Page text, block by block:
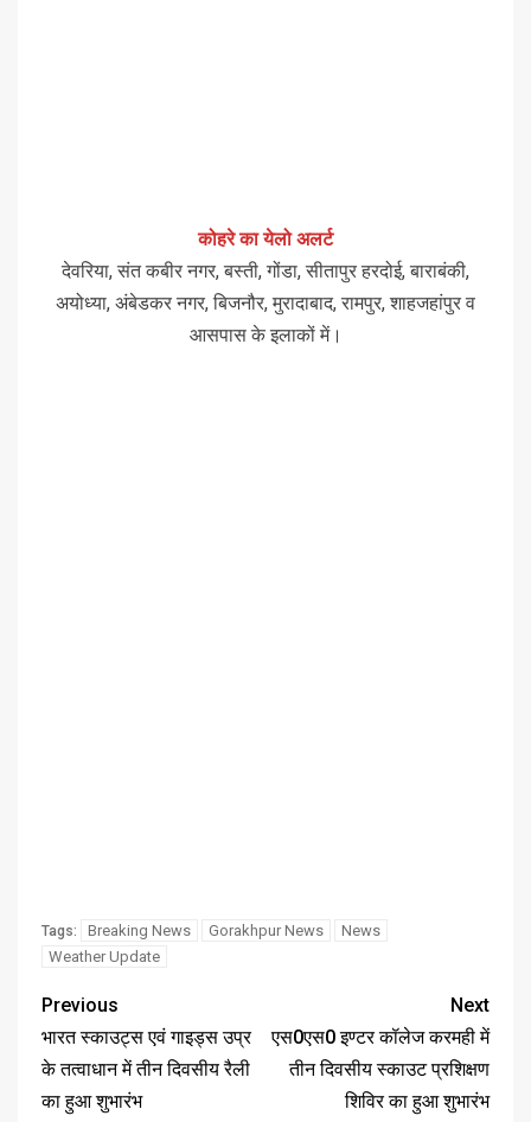
कोहरे का येलो अलर्ट
देवरिया, संत कबीर नगर, बस्ती, गोंडा, सीतापुर हरदोई, बाराबंकी,
अयोध्या, अंबेडकर नगर, बिजनौर, मुरादाबाद, रामपुर, शाहजहांपुर व
आसपास के इलाकों में।
Tags: Breaking News Gorakhpur News
News
Weather Update
Previous
भारत स्काउट्स एवं गाइड्स उप्र
के तत्वाधान में तीन दिवसीय रैली
का हुआ शुभारंभ
Next
एस0एस0 इण्टर कॉलेज करमही में
तीन दिवसीय स्काउट प्रशिक्षण
शिविर का हुआ शुभारंभ